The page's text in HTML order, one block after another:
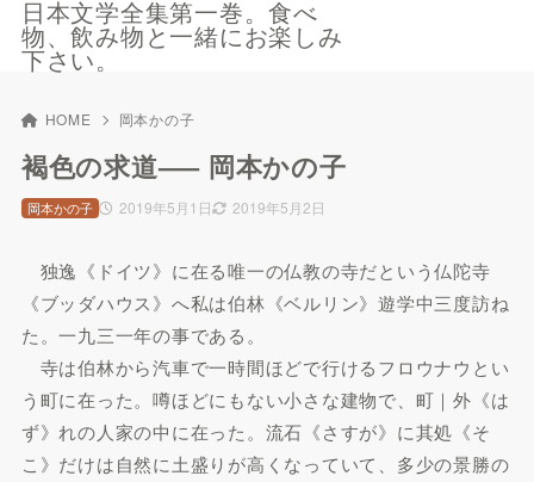
日本文学全集第一巻。食べ
物、飲み物と一緒にお楽しみ
下さい。
HOME 岡本かの子
褐色の求道—– 岡本かの子
2019年5月1日 2019年5月2日
岡本かの子
独逸《ドイツ》に在る唯一の仏教の寺だという仏陀寺
《ブッダハウス》へ私は伯林《ベルリン》遊学中三度訪ね
た。一九三一年の事である。
寺は伯林から汽車で一時間ほどで行けるフロウナウとい
う町に在った。噂ほどにもない小さな建物で、町｜外《は
ず》れの人家の中に在った。流石《さすが》に其処《そ
こ》だけは自然に土盛りが高くなっていて、多少の景勝の